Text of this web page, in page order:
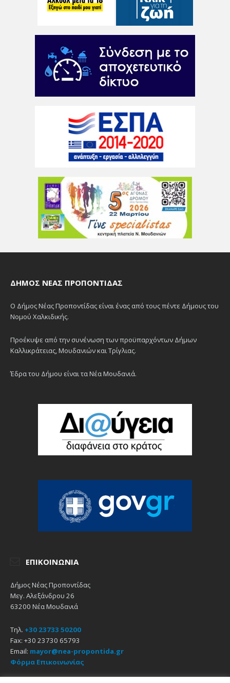
ΔΉΜΟΣ ΝΈΑΣ ΠΡΟΠΟΝΤΊΔΑΣ
Ο Δήμος Νέας Προποντίδας είναι ένας από τους πέντε Δήμους του
Νομού Χαλκιδικής.
Προέκυψε από την συνένωση των προϋπαρχόντων Δήμων
Καλλικράτειας, Μουδανιών και Τρίγλιας.
Έδρα του Δήμου είναι τα Νέα Μουδανιά.
ΕΠΙΚΟΙΝΩΝΊΑ
Δήμος Νέας Προποντίδας
Μεγ. Αλεξάνδρου 26
63200 Νέα Μουδανιά
Τηλ. +30 23733 50200
Fax: +30 23730 65793
Email: mayor@nea-propontida.gr
Φόρμα Επικοινωνίας